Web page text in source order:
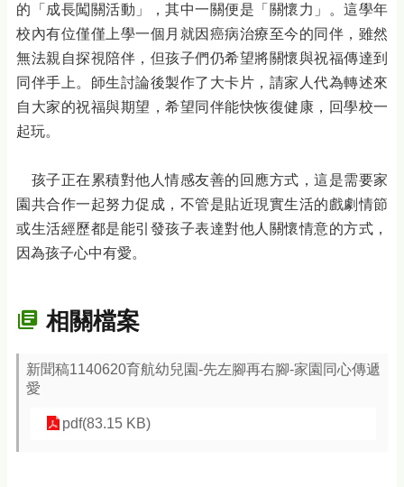
的「成長闖關活動」，其中一關便是「關懷力」。這學年
校內有位僅僅上學一個月就因癌病治療至今的同伴，雖然
無法親自探視陪伴，但孩子們仍希望將關懷與祝福傳達到
同伴手上。師生討論後製作了大卡片，請家人代為轉述來
自大家的祝福與期望，希望同伴能快恢復健康，回學校一
起玩。
孩子正在累積對他人情感友善的回應方式，這是需要家
園共合作一起努力促成，不管是貼近現實生活的戲劇情節
或生活經歷都是能引發孩子表達對他人關懷情意的方式，
因為孩子心中有愛。
相關檔案
新聞稿1140620育航幼兒園-先左腳再右腳-家園同心傳遞
愛
pdf(83.15 KB)